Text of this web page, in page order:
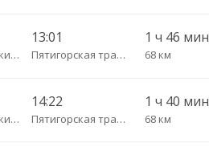
Новомихайловский пгт АС
13:01
Пятигорская трасса
1 ч 46 мин
68 км
Новомихайловский пгт АС
14:22
Пятигорская трасса
1 ч 40 мин
68 км